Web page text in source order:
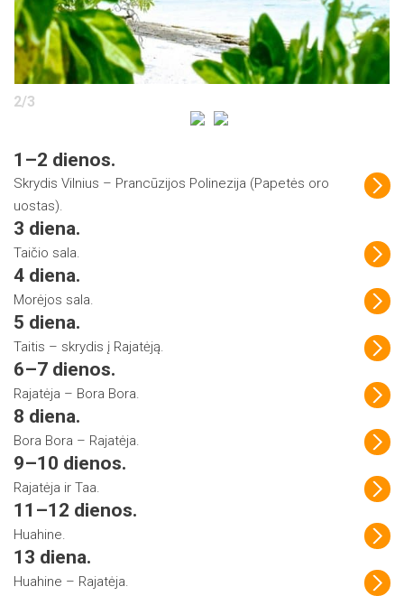
2/3
1–2 dienos.
Skrydis Vilnius – Prancūzijos Polinezija (Papetės oro
uostas).
3 diena.
Taičio sala.
4 diena.
Morėjos sala.
5 diena.
Taitis – skrydis į Rajatėją.
6–7 dienos.
Rajatėja – Bora Bora.
8 diena.
Bora Bora – Rajatėja.
9–10 dienos.
Rajatėja ir Taa.
11–12 dienos.
Huahine.
13 diena.
Huahine – Rajatėja.